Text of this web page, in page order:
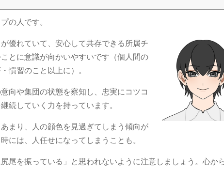
の人です。
が優れていて、安心して共存できる所属チ
とに意識が向かいやすいです（個人間の
慣習のこと以上に）。
向や集団の状態を察知し、忠実にコツコ
続していく力を持っています。
まり、人の顔色を見過ぎてしまう傾向が
には、人任せになってしまうことも。
尻尾を振っている」と思われないように注意しましょう。心か